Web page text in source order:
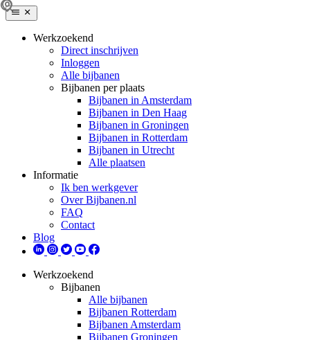
Werkzoekend
Direct inschrijven
Inloggen
Alle bijbanen
Bijbanen per plaats
Bijbanen in Amsterdam
Bijbanen in Den Haag
Bijbanen in Groningen
Bijbanen in Rotterdam
Bijbanen in Utrecht
Alle plaatsen
Informatie
Ik ben werkgever
Over Bijbanen.nl
FAQ
Contact
Blog
Werkzoekend
Bijbanen
Alle bijbanen
Bijbanen Rotterdam
Bijbanen Amsterdam
Bijbanen Groningen